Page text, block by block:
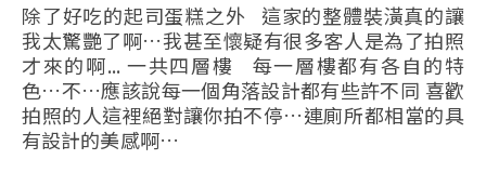
除了好吃的起司蛋糕之外 這家的整體裝潢真的讓
我太驚艷了啊…我甚至懷疑有很多客人是為了拍照
才來的啊... 一共四層樓 每一層樓都有各自的特
色…不…應該說每一個角落設計都有些許不同 喜歡
拍照的人這裡絕對讓你拍不停…連廁所都相當的具
有設計的美感啊…